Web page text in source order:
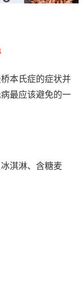
本氏症的症状并
最应该避免的一
淇淋、含糖麦